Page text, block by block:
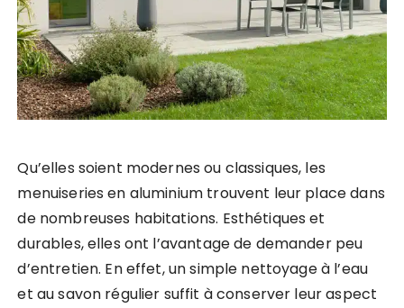
Qu’elles soient modernes ou classiques, les
menuiseries en aluminium trouvent leur place dans
de nombreuses habitations. Esthétiques et
durables, elles ont l’avantage de demander peu
d’entretien. En effet, un simple nettoyage à l’eau
et au savon régulier suffit à conserver leur aspect